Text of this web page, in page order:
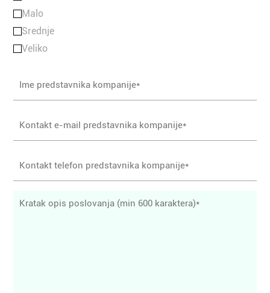
Malo
Srednje
Veliko